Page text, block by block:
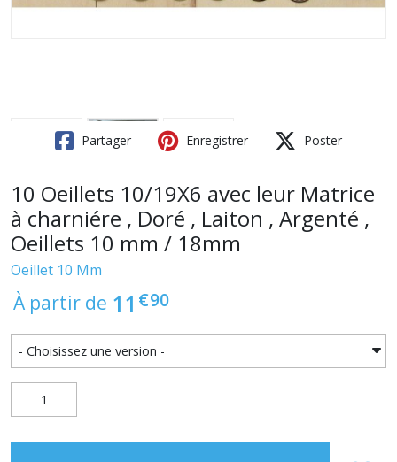
Partager Enregistrer Poster
10 Oeillets 10/19X6 avec leur Matrice
à charniére , Doré , Laiton , Argenté ,
Oeillets 10 mm / 18mm
Oeillet 10 Mm
À partir de 11 €90